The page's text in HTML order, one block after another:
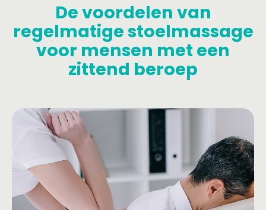
De voordelen van
regelmatige stoelmassage
voor mensen met een
zittend beroep